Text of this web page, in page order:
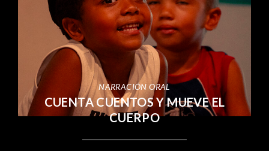
NARRACIÓN ORAL
CUENTA CUENTOS Y MUEVE EL
CUERPO